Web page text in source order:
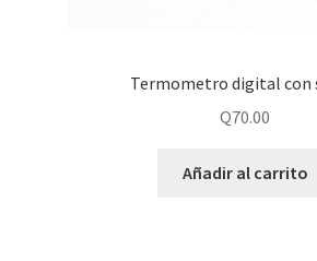
Termometro digital con
Q70.00
Añadir al carrito